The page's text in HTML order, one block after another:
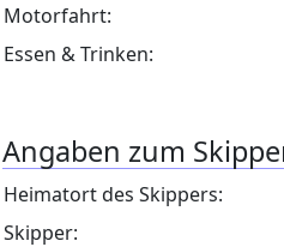
Motorfahrt:
Essen & Trinken:
Angaben zum
Heimatort des Skippers:
Skipper: